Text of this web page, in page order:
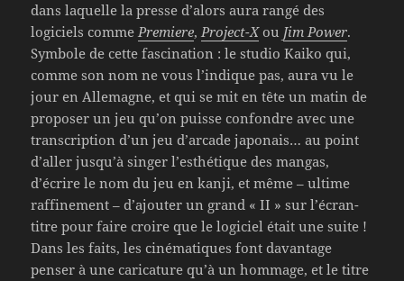
dans laquelle la presse d’alors aura rangé des
logiciels commePremiere,Project-Xou Jim Power.
Symbole de cette fascination : le studio Kaiko qui,
comme son nom ne vous l’indique pas, aura vu le
jour en Allemagne, et qui se mit en tête un matin de
proposer un jeu qu’on puisse confondre avec une
transcription d’un jeu d’arcade japonais… au point
d’aller jusqu’à singer l’esthétique des mangas,
d’écrire le nom du jeu en kanji, et même – ultime
raffinement – d’ajouter un grand « II » sur l’écran-
titre pour faire croire que le logiciel était une suite !
Dans les faits, les cinématiques font davantage
penser à une caricature qu’à un hommage, et le titre